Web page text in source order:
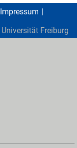
Impressum
Universität Freiburg